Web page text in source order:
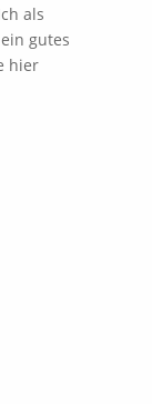
als
gutes
hier